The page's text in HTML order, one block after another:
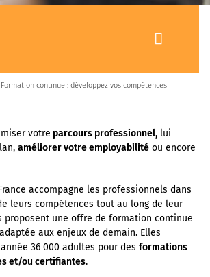
Formation continue : développez vos compétences
votre parcours professionnel, lui
améliorer votre employabilité ou encore
accompagne les professionnels dans
leurs compétences tout au long de leur
proposent une offre de formation continue
aux enjeux de demain. Elles
36 000 adultes pour des formations
et/ou certifiantes.